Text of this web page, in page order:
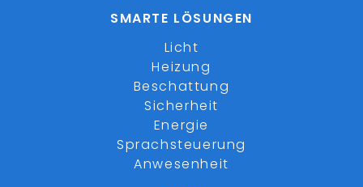
SMARTE LÖSUNGEN
Licht
Heizung
Beschattung
Sicherheit
Energie
Sprachsteuerung
Anwesenheit